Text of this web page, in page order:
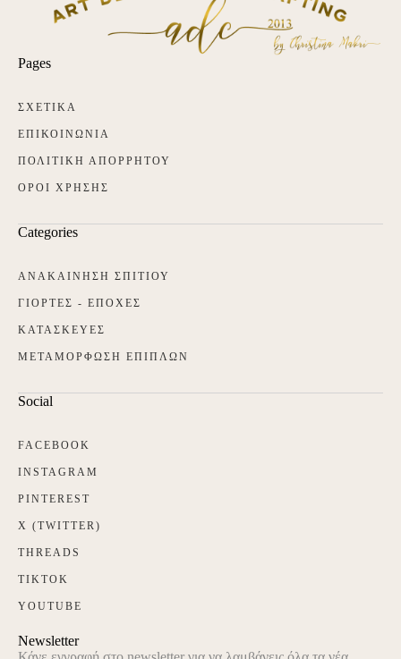
Pages
ΣΧΕΤΙΚΑ
ΕΠΙΚΟΙΝΩΝΙΑ
ΠΟΛΙΤΙΚΗ ΑΠΟΡΡΗΤΟΥ
ΟΡΟΙ ΧΡΗΣΗΣ
Categories
ΑΝΑΚΑΙΝΗΣΗ ΣΠΙΤΙΟΥ
ΓΙΟΡΤΕΣ - ΕΠΟΧΕΣ
ΚΑΤΑΣΚΕΥΕΣ
ΜΕΤΑΜΟΡΦΩΣΗ ΕΠΙΠΛΩΝ
Social
FACEBOOK
INSTAGRAM
PINTEREST
X (TWITTER)
THREADS
TIKTOK
YOUTUBE
Newsletter